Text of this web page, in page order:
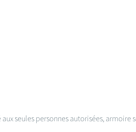
seules personnes autorisées, armoire